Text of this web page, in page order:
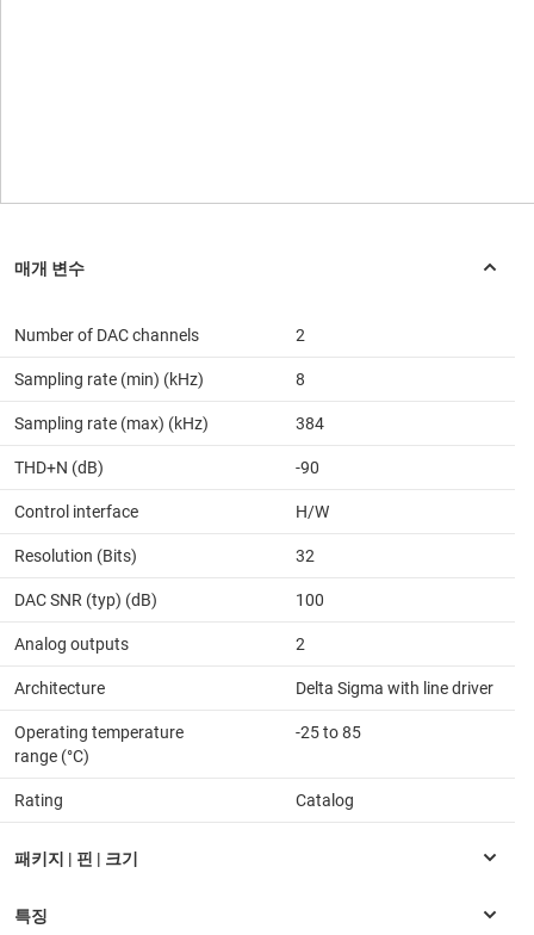
Number of DAC channels 2
Sampling rate (min) (kHz) 8
Sampling rate (max) (kHz) 384
THD+N (dB) -90
Control interface H/W
Resolution (Bits) 32
DAC SNR (typ) (dB) 100
Analog outputs 2
Architecture Delta Sigma with line driver
Operating temperature
range (°C)
-25 to 85
Rating Catalog